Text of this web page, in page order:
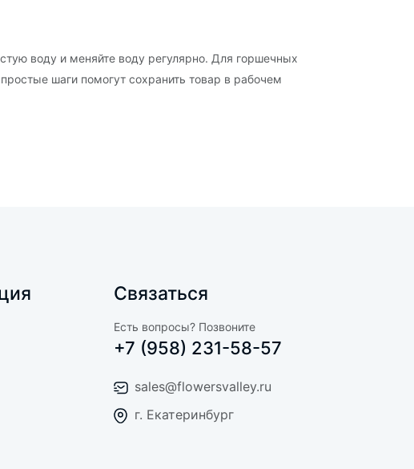
воду и меняйте воду регулярно. Для горшечных
шаги помогут сохранить товар в рабочем
Связаться
Есть вопросы? Позвоните
+7 (958) 231-58-57
sales@flowersvalley.ru
г. Екатеринбург